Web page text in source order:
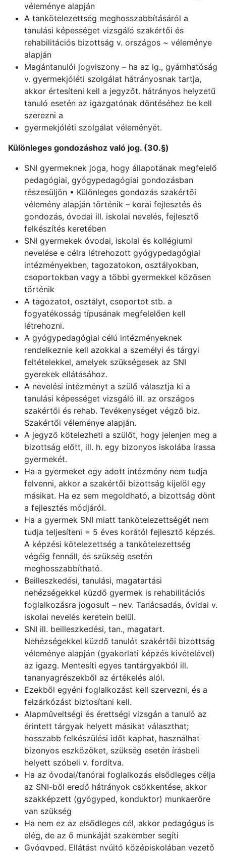
véleménye alapján
A tankötelezettség meghosszabbításáról a
tanulási képességet vizsgáló szakértői és
rehabilitációs bizottság v. országos ~ véleménye
alapján
Magántanulói jogviszony – ha az ig., gyámhatóság
v. gyermekjóléti szolgálat hátrányosnak tartja,
akkor értesíteni kell a jegyzőt. hátrányos helyzetű
tanuló esetén az igazgatónak döntéséhez be kell
szerezni a
gyermekjóléti szolgálat véleményét.
Különleges gondozáshoz való jog. (30.§)
SNI gyermeknek joga, hogy állapotának megfelelő
pedagógiai, gyógypedagógiai gondozásban
részesüljön • Különleges gondozás szakértői
vélemény alapján történik – korai fejlesztés és
gondozás, óvodai ill. iskolai nevelés, fejlesztő
felkészítés keretében
SNI gyermekek óvodai, iskolai és kollégiumi
nevelése e célra létrehozott gyógypedagógiai
intézményekben, tagozatokon, osztályokban,
csoportokban vagy a többi gyermekkel közösen
történik
A tagozatot, osztályt, csoportot stb. a
fogyatékosság típusának megfelelően kell
létrehozni.
A gyógypedagógiai célú intézményeknek
rendelkeznie kell azokkal a személyi és tárgyi
feltételekkel, amelyek szükségesek az SNI
gyerekek ellátásához.
A nevelési intézményt a szülő választja ki a
tanulási képességet vizsgáló ill. az országos
szakértői és rehab. Tevékenységet végző biz.
Szakértői véleménye alapján.
A jegyző kötelezheti a szülőt, hogy jelenjen meg a
bizottság előtt, ill. h. egy bizonyos iskolába írassa
gyermekét.
Ha a gyermeket egy adott intézmény nem tudja
felvenni, akkor a szakértői bizottság kijelöl egy
másikat. Ha ez sem megoldható, a bizottság dönt
a fejlesztés módjáról.
Ha a gyermek SNI miatt tankötelezettségét nem
tudja teljesíteni = 5 éves korától fejlesztő képzés.
A képzési kötelezettség a tankötelezettség
végéig fennáll, és szükség esetén
meghosszabbítható.
Beilleszkedési, tanulási, magatartási
nehézségekkel küzdő gyermek is rehabilitációs
foglalkozásra jogosult – nev. Tanácsadás, óvidai v.
iskolai nevelés keretein belül.
SNI ill. beilleszkedési, tan., magatart.
Nehézségekkel küzdő tanulót szakértői bizottság
véleménye alapján (gyakorlati képzés kivételével)
az igazg. Mentesíti egyes tantárgyakból ill.
tananyagrészekből az értékelés alól.
Ezekből egyéni foglalkozást kell szervezni, és a
felzárkózást biztosítani kell.
Alapműveltségi és érettségi vizsgán a tanuló az
érintett tárgyak helyett másikat választhat;
hosszabb felkészülési időt kaphat, használhat
bizonyos eszközöket, szükség esetén írásbeli
helyett szóbeli v. fordítva.
Ha az óvodai/tanórai foglalkozás elsődleges célja
az SNI-ből eredő hátrányok csökkentése, akkor
szakképzett (gyógyped, konduktor) munkaerőre
van szükség
Ha nem ez az elsődleges cél, akkor pedagógus is
elég, de az ő munkáját szakember segíti
Gyógyped. Ellátást nyújtó középiskolában vezető